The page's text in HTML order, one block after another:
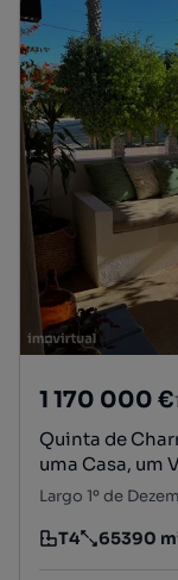
1 170 000 €
Quinta de
uma Casa, um
Largo 1º de
Tipologia
T4
Preço por metro
65390